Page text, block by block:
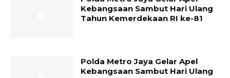
Kebangsaan Sambut Hari Ulang
Tahun Kemerdekaan RI ke-81
Polda Metro Jaya Gelar Apel
Kebangsaan Sambut Hari Ulang